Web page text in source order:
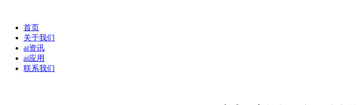
首页
关于我们
ai资讯
ai应用
联系我们